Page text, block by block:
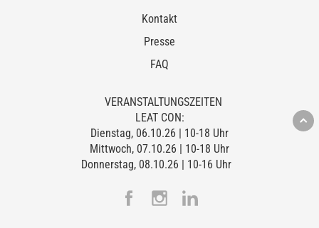
Kontakt
Presse
FAQ
VERANSTALTUNGSZEITEN
LEAT CON:
Dienstag, 06.10.26 | 10-18 Uhr
Mittwoch, 07.10.26 | 10-18 Uhr
Donnerstag, 08.10.26 | 10-16 Uhr